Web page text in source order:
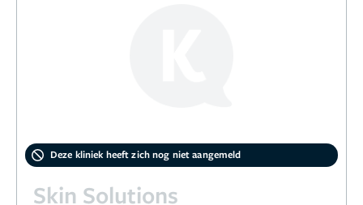
Deze kliniek heeft zich nog niet aangemeld
Skin Solutions